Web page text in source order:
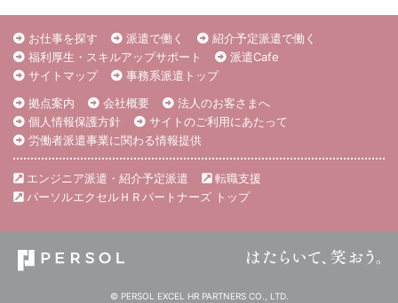
お仕事を探す 派遣で働く
紹介予定派遣で働く
福利厚生・スキルアップサポート
派遣Cafe
サイトマップ
事務系派遣トップ
拠点案内
会社概要
法人のお客さまへ
個人情報保護方針
サイトのご利用にあたって
労働者派遣事業に関わる情報提供
エンジニア派遣・紹介予定派遣
転職支援
パーソルエクセルＨＲパートナーズ トップ
© PERSOL EXCEL HR PARTNERS CO., LTD.